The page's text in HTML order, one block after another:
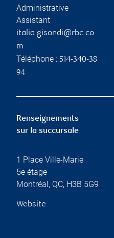
Administrative
Assistant
italia.gisondi@rbc.co
m
Téléphone : 514-340-38
94
Renseignements
sur la succursale
1 Place Ville-Marie
5e étage
Montréal, QC, H3B 5G9
Website